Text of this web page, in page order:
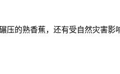
的熟香蕉，还有受自然灾害影